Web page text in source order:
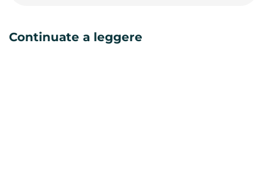
Continuate a leggere